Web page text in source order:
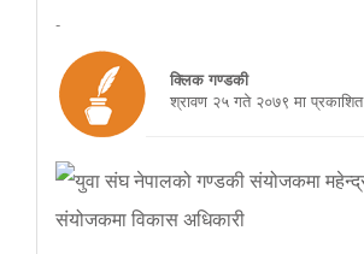
-
क्लिक गण्डकी
श्रावण २५ गते २०७९ मा प्रकाशित